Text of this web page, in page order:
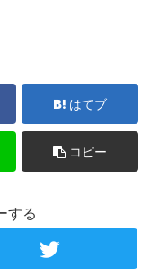
はてブ
コピー
する